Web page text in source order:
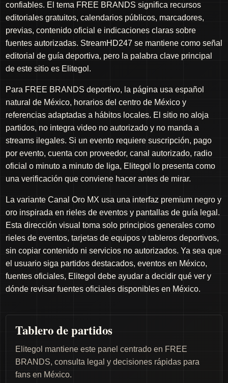
confiables. El tema FREE BRANDS significa recursos
editoriales gratuitos, calendarios públicos, marcadores,
previas, contenido oficial e indicaciones claras sobre
fuentes autorizadas. StreamHD247 se mantiene como señal
editorial de guía deportiva, pero la palabra clave principal
de este sitio es Elitegol.
Para FREE BRANDS deportivo, la página usa español
natural de México, horarios del centro de México y
referencias adaptadas a hábitos locales. El sitio no aloja
partidos, no integra video no autorizado y no manda a
streams ilegales. Si un evento requiere suscripción, pago
por evento, cuenta con proveedor, canal autorizado, radio
oficial o minuto a minuto de liga, Elitegol lo presenta como
una verificación que conviene hacer antes de mirar.
La variante Canal Oro MX usa una interfaz premium negro y
oro inspirada en rieles de eventos y pantallas de guía legal.
Esta dirección visual toma solo principios generales como
rieles de eventos, tarjetas de equipos y tableros deportivos,
sin copiar contenido ni servicios no autorizados. Ya sea que
el usuario siga partidos destacados, eventos en México,
fuentes oficiales, Elitegol debe ayudar a decidir qué ver y
dónde revisar fuentes oficiales disponibles en México.
Tablero de partidos
Elitegol mantiene este panel centrado en FREE
BRANDS, consulta legal y decisiones rápidas para
fans en México.